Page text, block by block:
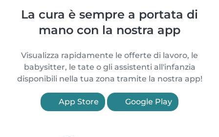
La cura è sempre a portata di
mano con la nostra app
Visualizza rapidamente le offerte di lavoro, le
babysitter, le tate o gli assistenti all'infanzia
disponibili nella tua zona tramite la nostra app!
App Store Google Play